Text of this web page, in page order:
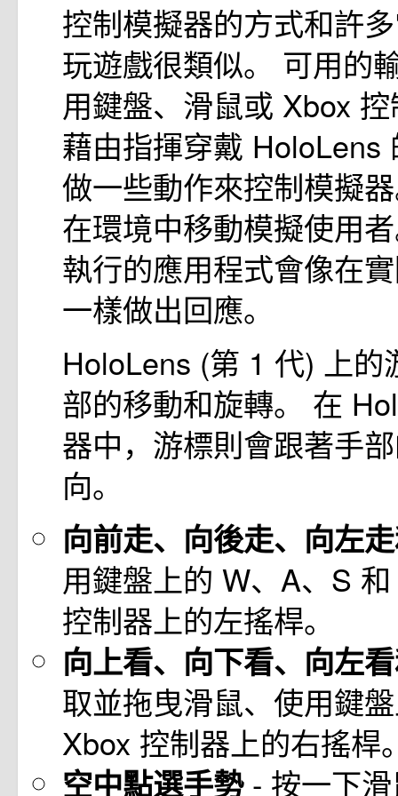
控制模擬器的方式和許
玩遊戲很類似。 可用的
用鍵盤、滑鼠或 Xbox
藉由指揮穿戴 HoloLens
做一些動作來控制模擬
在環境中移動模擬使用
執行的應用程式會像在
一樣做出回應。
HoloLens (第 1 代) 上的
部的移動和旋轉。 在
器中，游標則會跟著手
向。
向前走、向後走、向左
用鍵盤上的 W、A、S
控制器上的左搖桿。
向上看、向下看、向左
取並拖曳滑鼠、使用鍵
Xbox 控制器上的右搖桿
空中點選手勢 - 按一下